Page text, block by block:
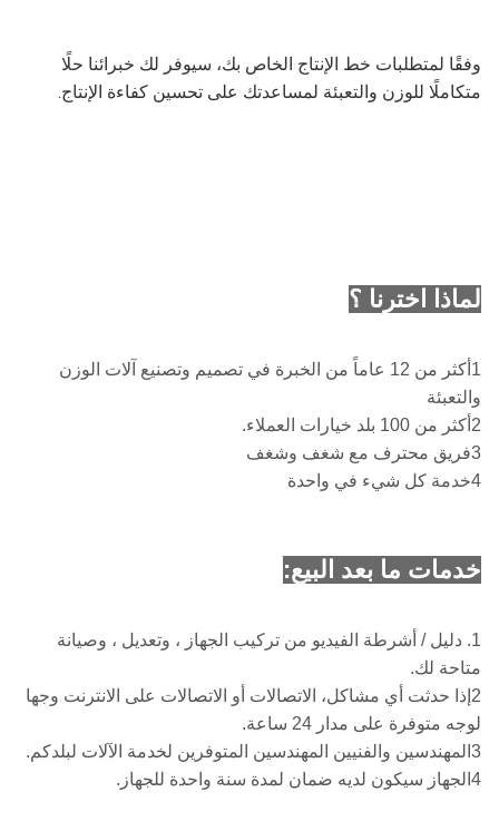
وفقًا لمتطلبات خط الإنتاج الخاص بك، سيوفر لك خبرائنا حلًا
متكاملًا للوزن والتعبئة لمساعدتك على تحسين كفاءة الإنتاج.
لماذا اخترنا ؟
1أكثر من 12 عاماً من الخبرة في تصميم وتصنيع آلات الوزن
والتعبئة
2أكثر من 100 بلد خيارات العملاء.
3فريق محترف مع شغف وشغف
4خدمة كل شيء في واحدة
خدمات ما بعد البيع:
1. دليل / أشرطة الفيديو من تركيب الجهاز ، وتعديل ، وصيانة
متاحة لك.
2إذا حدثت أي مشاكل، الاتصالات أو الاتصالات على الانترنت وجها
لوجه متوفرة على مدار 24 ساعة.
3المهندسين والفنيين المهندسين المتوفرين لخدمة الآلات لبلدكم.
4الجهاز سيكون لديه ضمان لمدة سنة واحدة للجهاز.